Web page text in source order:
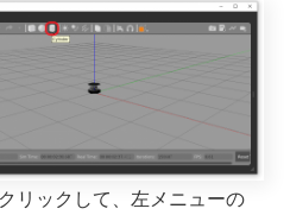
リックして、左メニューの